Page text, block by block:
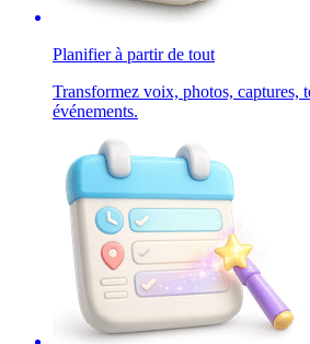
Planifier à partir de tout
Transformez voix, photos, captures,
événements.